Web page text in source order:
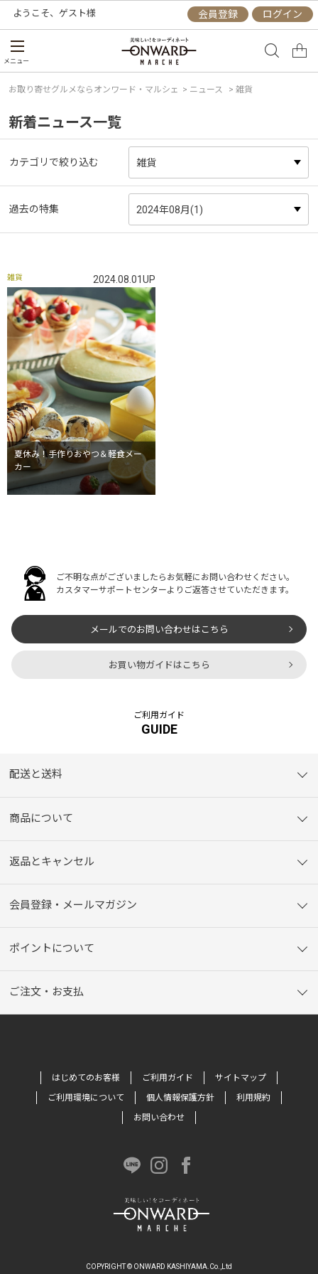
ようこそ、 ゲスト様 会員登録 ログイン
メニュー
お取り寄せグルメならオンワード・マルシェ > ニュース > 雑貨
新着ニュース一覧
カテゴリで絞り込む
過去の特集
夏休み！手作りおやつ＆軽食メー
カー
雑貨 2024.08.01UP
ご不明な点がございましたらお気軽にお問い合わせください。
カスタマーサポートセンターよりご返答させていただきます。
メールでのお問い合わせはこちら
お買い物ガイドはこちら
ご利用ガイド
GUIDE
配送と送料
商品について
返品とキャンセル
会員登録・メールマガジン
ポイントについて
ご注文・お支払
はじめてのお客様 ご利用ガイド
サイトマップ
ご利用環境について
個人情報保護方針
利用規約
お問い合わせ
COPYRIGHT © ONWARD KASHIYAMA.Co.,Ltd